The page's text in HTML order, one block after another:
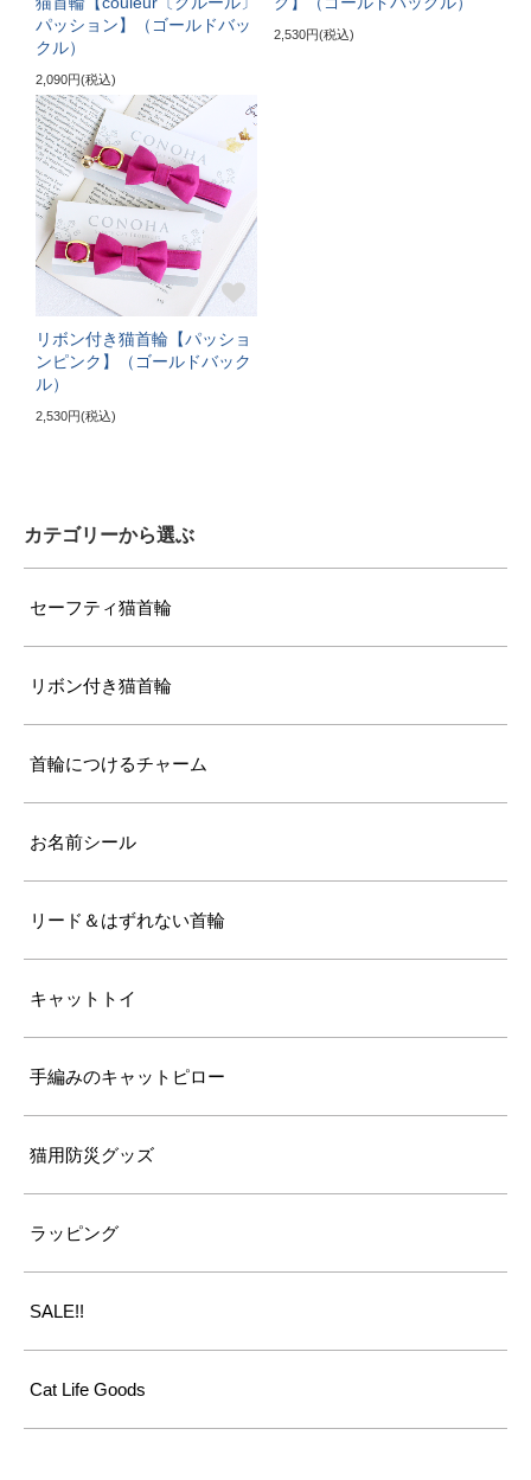
〔ぴったり測った猫ちゃんの首まわり〕
〔首輪サイズ〕
バックルで23～32cmに調節可能
〔サイズの目安〕
5～6kgの大きめな成猫
《特注》LLサイズ（+10cm）
〔ぴったり測った猫ちゃんの首まわり〕
25cm～
7kg超えの大型の成猫
パッション】（ゴールドバッ
クル）
2,090円(税込)
2,530円(税込)
リボン付き猫首輪【パッショ
ンピンク】（ゴールドバック
ル）
2,530円(税込)
カテゴリーから選ぶ
セーフティ猫首輪
リボン付き猫首輪
首輪につけるチャーム
お名前シール
リード＆はずれない首輪
キャットトイ
手編みのキャットピロー
猫用防災グッズ
ラッピング
SALE!!
Cat Life Goods